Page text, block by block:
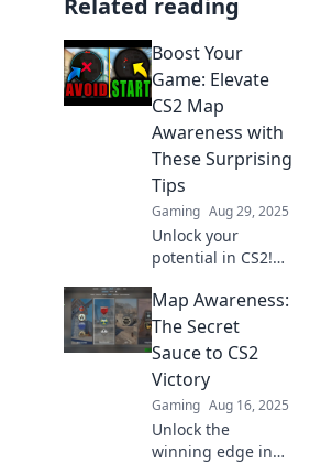
Boost Your
Game: Elevate
CS2 Map
Awareness with
These Surprising
Tips
Gaming Aug 29, 2025
Unlock your
potential in CS2!
unexpected tips to
boost your map
awareness and
dominate the
competition. Don't
miss out!
Map Awareness:
The Secret
Sauce to CS2
Victory
Gaming Aug 16, 2025
Unlock the
winning edge in